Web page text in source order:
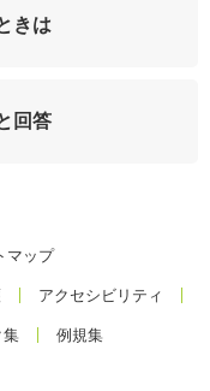
きは
回答
マップ
アクセシビリティ
集 例規集